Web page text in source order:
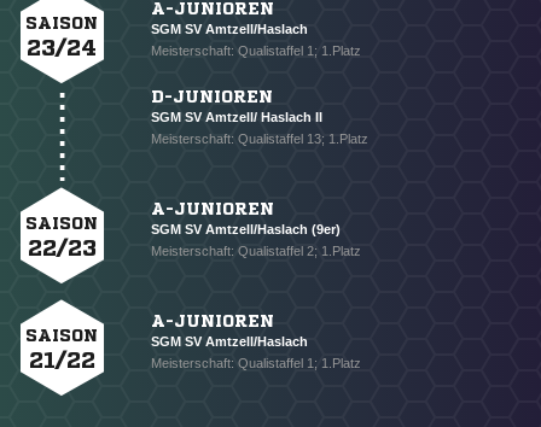
NACHRICHT SENDEN
* Pflichtfelder
SAISON
23/24
A-JUNIOREN
SGM SV Amtzell/Haslach
Meisterschaft: Qualistaffel 1; 1.Platz
D-JUNIOREN
SGM SV Amtzell/ Haslach II
Meisterschaft: Qualistaffel 13; 1.Platz
SAISON
22/23
A-JUNIOREN
SGM SV Amtzell/Haslach (9er)
Meisterschaft: Qualistaffel 2; 1.Platz
SAISON
21/22
A-JUNIOREN
SGM SV Amtzell/Haslach
Meisterschaft: Qualistaffel 1; 1.Platz